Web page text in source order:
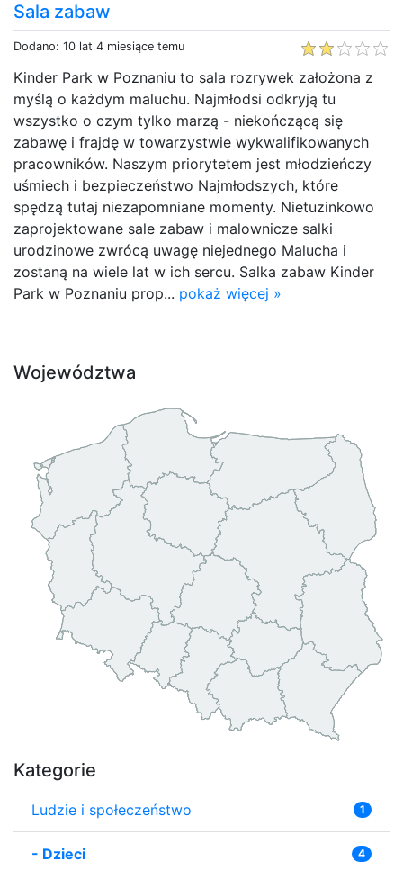
Sala zabaw
Dodano: 10 lat 4 miesiące temu
Kinder Park w Poznaniu to sala rozrywek założona z
myślą o każdym maluchu. Najmłodsi odkryją tu
wszystko o czym tylko marzą - niekończącą się
zabawę i frajdę w towarzystwie wykwalifikowanych
pracowników. Naszym priorytetem jest młodzieńczy
uśmiech i bezpieczeństwo Najmłodszych, które
spędzą tutaj niezapomniane momenty. Nietuzinkowo
zaprojektowane sale zabaw i malownicze salki
urodzinowe zwrócą uwagę niejednego Malucha i
zostaną na wiele lat w ich sercu. Salka zabaw Kinder
Park w Poznaniu prop... pokaż więcej »
Województwa
Kategorie
Ludzie i społeczeństwo 1
- Dzieci 4